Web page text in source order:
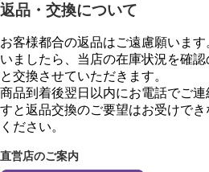
返品・交換について
お客様都合の返品はご遠慮願いま
いましたら、当店の在庫状況を確
と交換させていただきます。
商品到着後翌日以内にお電話でご
すと返品交換のご要望はお受けで
ください。
直営店のご案内